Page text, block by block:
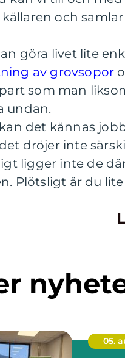
källaren och
göra livet lite
av grovsopor
som man
undan.
det kännas
dröjer inte
ligger inte de
Plötsligt är du
05.